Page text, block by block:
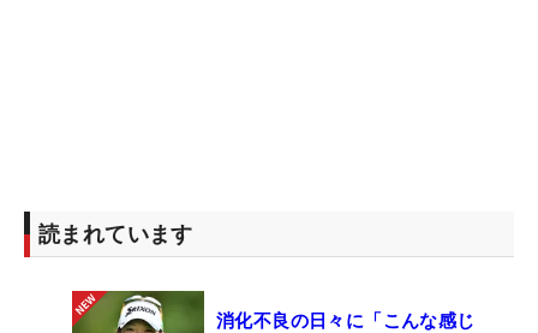
の88位から下がる可能性が大きい。秋のアジアシリ
ーズの出場権獲得はもちろん、来季のシード権を得
るためにも、上位で4日間を戦ってポイントが欲し
読まれています
消化不良の日々に「こんな感じ